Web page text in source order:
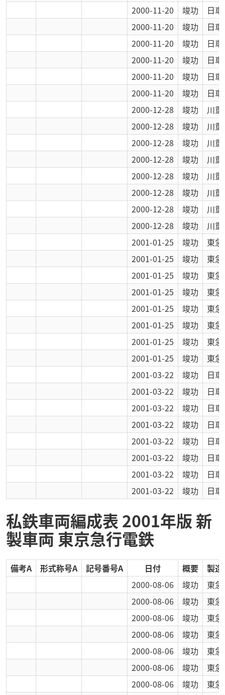
2000-11-20
竣功
日車
2000-11-20
竣功
日車
2000-11-20
竣功
日車
2000-11-20
竣功
日車
2000-11-20
竣功
日車
2000-11-20
竣功
日車
2000-12-28
竣功
川重
2000-12-28
竣功
川重
2000-12-28
竣功
川重
2000-12-28
竣功
川重
2000-12-28
竣功
川重
2000-12-28
竣功
川重
2000-12-28
竣功
川重
2000-12-28
竣功
川重
2001-01-25
竣功
東急
2001-01-25
竣功
東急
2001-01-25
竣功
東急
2001-01-25
竣功
東急
2001-01-25
竣功
東急
2001-01-25
竣功
東急
2001-01-25
竣功
東急
2001-01-25
竣功
東急
2001-03-22
竣功
日車
2001-03-22
竣功
日車
2001-03-22
竣功
日車
2001-03-22
竣功
日車
2001-03-22
竣功
日車
2001-03-22
竣功
日車
2001-03-22
竣功
日車
2001-03-22
竣功 日車
私鉄車両編成表 2001年版 新
製車両 東京急行電鉄
備考A 形式称号A 記号番号A 日付 概要
製
2000-08-06
竣功
東急
2000-08-06
竣功
東急
2000-08-06
竣功
東急
2000-08-06
竣功
東急
2000-08-06
竣功
東急
2000-08-06
竣功
東急
2000-08-06
竣功
東急